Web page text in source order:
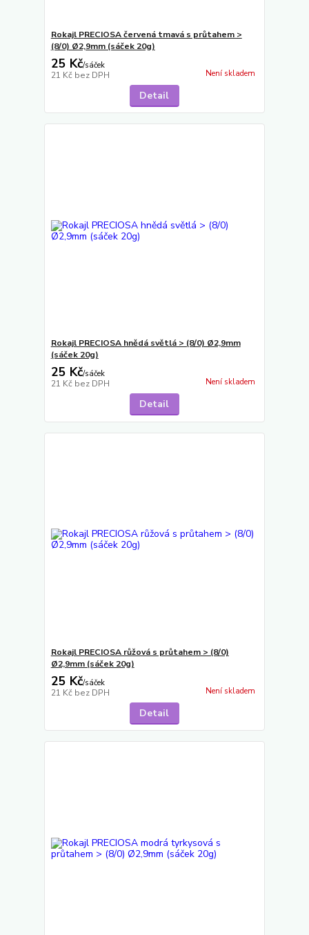
Rokajl PRECIOSA červená tmavá s průtahem >
(8/0) Ø2,9mm (sáček 20g)
25 Kč/sáček
21 Kč bez DPH Není skladem
Detail
Rokajl PRECIOSA hnědá světlá > (8/0) Ø2,9mm
(sáček 20g)
25 Kč/sáček
21 Kč bez DPH Není skladem
Detail
Rokajl PRECIOSA růžová s průtahem > (8/0)
Ø2,9mm (sáček 20g)
25 Kč/sáček
21 Kč bez DPH Není skladem
Detail